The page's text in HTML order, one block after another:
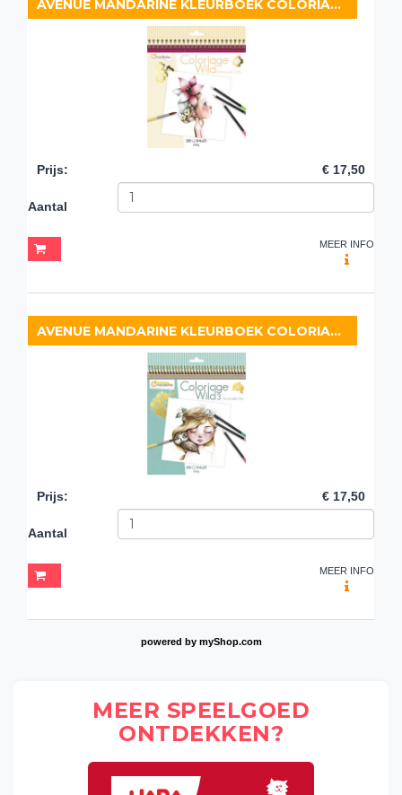
AVENUE MANDARINE KLEURBOEK COLORIAGE WILD
Prijs: € 17,50
Aantal
MEER INFO
AVENUE MANDARINE KLEURBOEK COLORIAGE WILD 3
Prijs: € 17,50
Aantal
MEER INFO
powered by myShop.com
MEER SPEELGOED
ONTDEKKEN?